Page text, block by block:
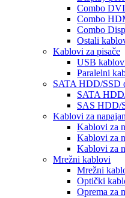
Combo
Combo
Combo
Ostali
Kablovi za pisače
USB
Paralelni
SATA HDD/SSD
SATA
SAS HDD/
Kablovi za
Kablovi za
Kablovi za
Kablovi za
Mrežni kablovi
Mrežni
Optički
Oprema za